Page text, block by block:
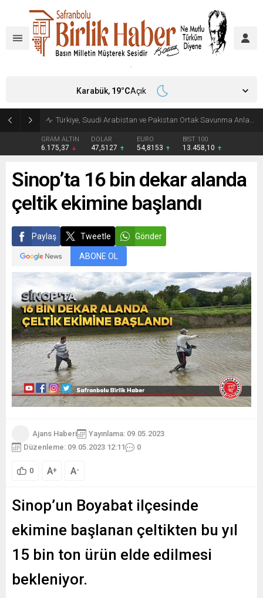
Türkiye, Suudi Arabistan ve Pakistan Ortak Savunma Anlaşması imzaladı
GRAM ALTIN
6.175,37
DOLAR
47,5127
EURO
54,8153
BIST 100
13.458,10
Karabük, 19°CAçık
Sinop’ta 16 bin dekar alanda
çeltik ekimine başlandı
Paylaş Tweetle Gönder
ABONE OL
Ajans Haberi
Yayınlama: 09.05.2023
Düzenleme: 09.05.2023 12:11
0
0 A+ A-
Sinop’un Boyabat ilçesinde
ekimine başlanan çeltikten bu yıl
15 bin ton ürün elde edilmesi
bekleniyor.